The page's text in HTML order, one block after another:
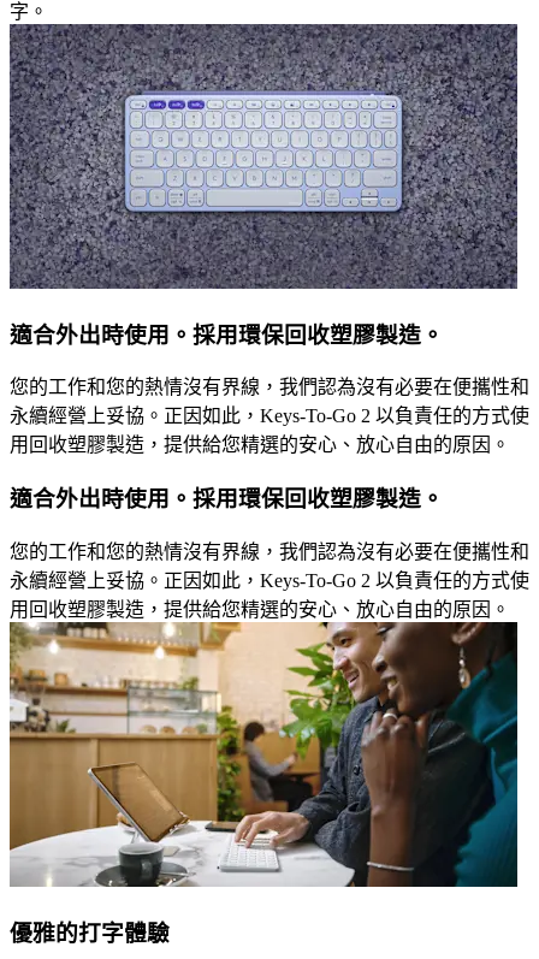
字。
適合外出時使用。採用環保回收塑膠製造。
您的工作和您的熱情沒有界線，我們認為沒有必要在便攜性和
永續經營上妥協。正因如此，Keys-To-Go 2 以負責任的方式使
用回收塑膠製造，提供給您精選的安心、放心自由的原因。
適合外出時使用。採用環保回收塑膠製造。
您的工作和您的熱情沒有界線，我們認為沒有必要在便攜性和
永續經營上妥協。正因如此，Keys-To-Go 2 以負責任的方式使
用回收塑膠製造，提供給您精選的安心、放心自由的原因。
優雅的打字體驗